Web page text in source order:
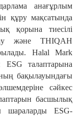
анағұрлым
құру мақсатында
қорына тиесілі
және THIQAH
Halal Mark
ESG талаптарына
бақылауындағы
сәйкес
басшылық
шараларды ESG-